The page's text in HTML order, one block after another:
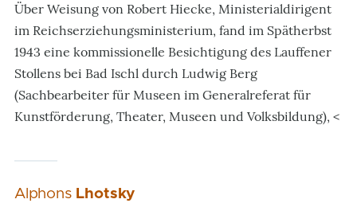
Über Weisung von Robert Hiecke, Ministerialdirigent
im Reichserziehungsministerium, fand im Spätherbst
1943 eine kommissionelle Besichtigung des Lauffener
Stollens bei Bad Ischl durch Ludwig Berg
(Sachbearbeiter für Museen im Generalreferat für
Kunstförderung, Theater, Museen und Volksbildung), <
Alphons Lhotsky